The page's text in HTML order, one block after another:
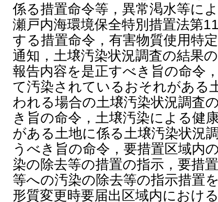
係る措置命令等，異常渇水等に
瀬戸内海環境保全特別措置法第
する措置命令，有害物質使用特
通知，土壌汚染状況調査の結果
報告内容を是正すべき旨の命令
て汚染されているおそれがある
われる場合の土壌汚染状況調査
き旨の命令，土壌汚染による健
がある土地に係る土壌汚染状況
うべき旨の命令，要措置区域内
染の除去等の措置の指示，要措
等への汚染の除去等の指示措置
形質変更時要届出区域内におけ